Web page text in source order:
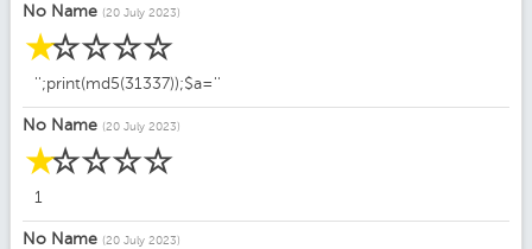
No Name (20 July 2023)
☆
☆
☆
☆
☆
'';print(md5(31337));$a=''
No Name (20 July 2023)
☆
☆
☆
☆
☆
1
No Name (20 July 2023)